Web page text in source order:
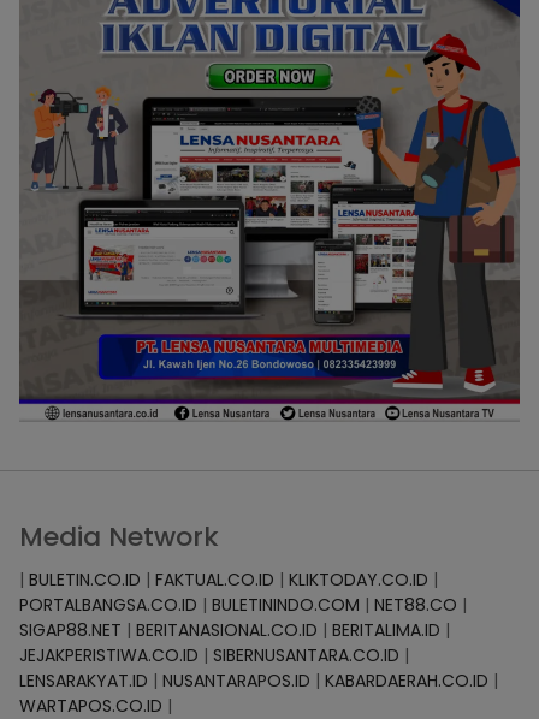
Media Network
| BULETIN.CO.ID | FAKTUAL.CO.ID | KLIKTODAY.CO.ID |
PORTALBANGSA.CO.ID | BULETININDO.COM | NET88.CO |
SIGAP88.NET | BERITANASIONAL.CO.ID | BERITALIMA.ID |
JEJAKPERISTIWA.CO.ID | SIBERNUSANTARA.CO.ID |
LENSARAKYAT.ID | NUSANTARAPOS.ID | KABARDAERAH.CO.ID |
WARTAPOS.CO.ID |